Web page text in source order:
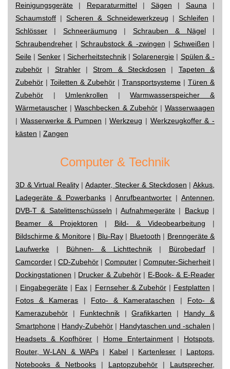
Reinigungsgeräte | Reparaturmittel| Sägen | Sauna |
Schaumstoff |Scheren & Schneidewerkzeug | Schleifen |
Schlösser | Schneeräumung | Schrauben & Nägel|
Schraubendreher |Schraubstock & -zwingen | Schweißen |
Seile |Senker | Sicherheitstechnik|Solarenergie | Spülen & -
zubehör | Strahler|Strom & Steckdosen | Tapeten &
Zubehör | Toiletten & Zubehör | Transportsysteme | Türen &
Zubehör | Umlenkrollen |Warmwasserspeicher &
Wärmetauscher |Waschbecken & Zubehör|Wasserwaagen
| Wasserwerke & Pumpen |Werkzeug | Werkzeugkoffer & -
kästen | Zangen
Computer & Technik
3D & Virtual Reality|Adapter, Stecker & Steckdosen |Akkus,
Ladegeräte & Powerbanks|Anrufbeantworter |Antennen,
DVB-T & Satelittenschüsseln |Aufnahmegeräte | Backup|
Beamer & Projektoren | Bild- & Videobearbeitung |
Bildschirme & Monitore| Blu-Ray| Bluetooth | Brenngeräte &
Laufwerke | Bühnen- & Lichttechnik| Bürobedarf|
Camcorder | CD-Zubehör | Computer | Computer-Sicherheit |
Dockingstationen | Drucker & Zubehör| E-Book- & E-Reader
| Eingabegeräte | Fax | Fernseher & Zubehör| Festplatten |
Fotos & Kameras | Foto- & Kamerataschen | Foto- &
Kamerazubehör | Funktechnik|Grafikkarten | Handy &
Smartphone | Handy-Zubehör | Handytaschen und -schalen |
Headsets & Kopfhörer | Home Entertainment| Hotspots,
Router, W-LAN & WAPs | Kabel| Kartenleser | Laptops,
Notebooks & Netbooks | Laptopzubehör | Lautsprecher,